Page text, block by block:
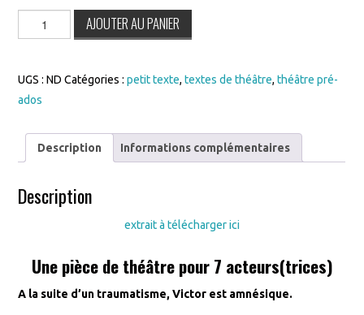
AJOUTER AU PANIER
UGS :ND Catégories :petit texte,textes de théâtre,théâtre pré-
ados
Description Informations complémentaires
Description
extrait à télécharger ici
Une pièce de théâtre pour 7 acteurs(trices)
A la suite d’un traumatisme, Victor est amnésique.